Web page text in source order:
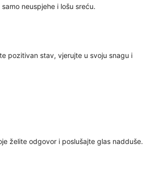
neuspjehe i lošu sreću.
pozitivan stav, vjerujte u svoju snagu i
želite odgovor i poslušajte glas nadduše.